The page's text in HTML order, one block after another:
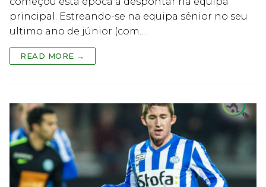
principal. Estreando-se na equipa sénior no seu
ultimo ano de júnior (com…
READ MORE →